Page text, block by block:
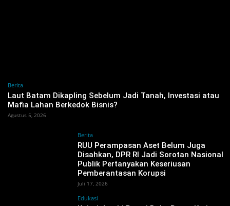
Berita
‎Laut Batam Dikapling Sebelum Jadi Tanah, Investasi atau
Mafia Lahan Berkedok Bisnis?
Agustus 5, 2026
Berita
RUU Perampasan Aset Belum Juga
Disahkan, DPR RI Jadi Sorotan Nasional
Publik Pertanyakan Keseriusan
Pemberantasan Korupsi ‎
Juli 17, 2026
Edukasi